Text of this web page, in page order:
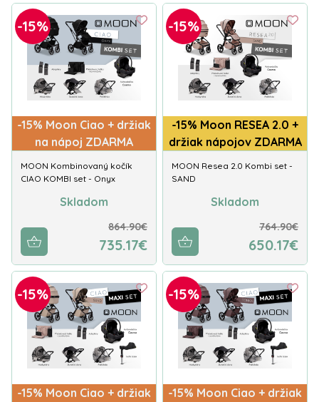
-15%
-15% Moon Ciao + držiak
na nápoj ZDARMA
MOON Kombinovaný kočík
CIAO KOMBI set - Onyx
Skladom
864.90€
735.17€
-15%
-15% Moon RESEA 2.0 +
držiak nápojov ZDARMA
MOON Resea 2.0 Kombi set -
SAND
Skladom
764.90€
650.17€
-15%
-15% Moon Ciao + držiak
-15%
-15% Moon Ciao + držiak